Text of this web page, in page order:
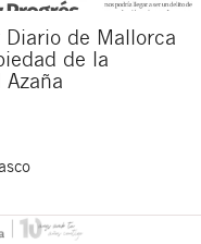
de Mallorca
de la